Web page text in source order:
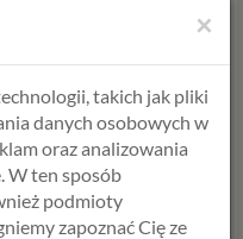
zależy na tym, co
Czy chcę stawiać
pokazać swoje
wybierzesz, pamiętaj
zawsze ma jakieś
to jako presję ze
mogą być takie, że nie
ciebie i chcą twojego
×
takich jak pliki
danych osobowych w
oraz analizowania
W ten sposób
podmioty
zapoznać Cię ze